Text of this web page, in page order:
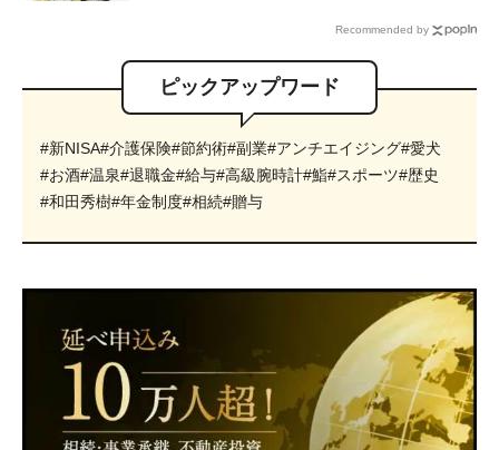
Recommended by
ピックアップワード
#新NISA#介護保険#節約術#副業#アンチエイジング#愛犬
#お酒#温泉#退職金#給与#高級腕時計#鮨#スポーツ#歴史
#和田秀樹#年金制度#相続#贈与